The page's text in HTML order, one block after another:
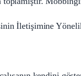
İletişimine